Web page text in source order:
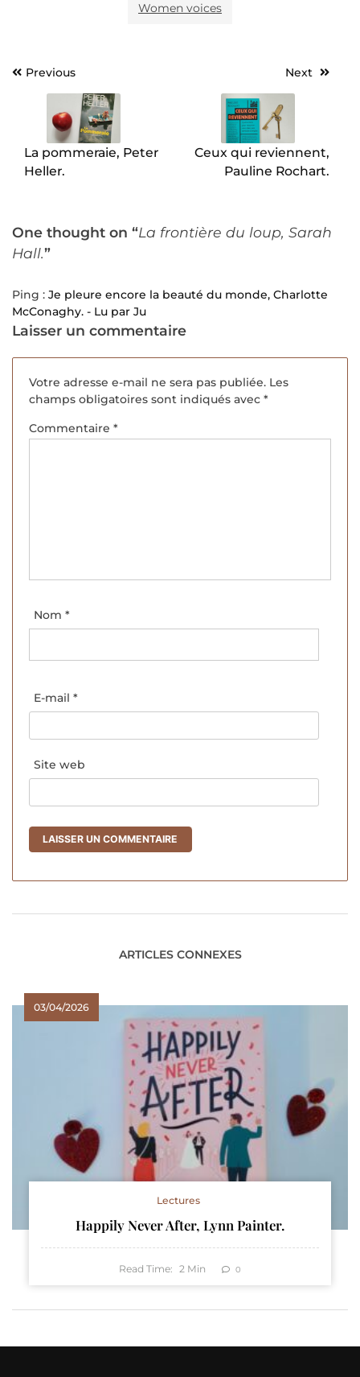
Women voices
Navigation
l’article
Previous
La pommeraie, Peter
Heller.
Next
Ceux qui reviennent,
Pauline Rochart.
One thought on “La frontière du loup, Sarah
Hall.”
Ping : Je pleure encore la beauté du monde, Charlotte
McConaghy. - Lu par Ju
Laisser un commentaire
Votre adresse e-mail ne sera pas publiée. Les
champs obligatoires sont indiqués avec *
Commentaire *
Nom *
E-mail *
Site web
ARTICLES CONNEXES
03/04/2026
Lectures
Happily Never After, Lynn Painter.
Read Time: 2 Min 0